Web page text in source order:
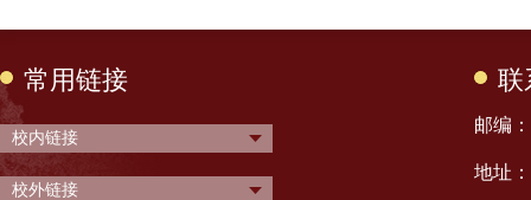
常用链接
校内链接
校外链接
联
邮编
地址